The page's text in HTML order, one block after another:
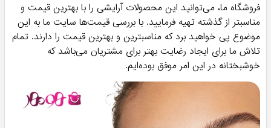
فروشگاه ما، می‌توانید این محصولات آرایشی را با بهترین قیمت و
مناسبتر از گذشته تهیه فرمایید. با بررسی قیمت‌ها سایت ما به این
موضوع پی خواهید برد که مناسبترین و بهترین قیمت را دارند. تمام
تلاش ما برای ایجاد رضایت بهتر برای مشتریان می‌باشد که
خوشبختانه در این امر موفق بوده‌ایم.